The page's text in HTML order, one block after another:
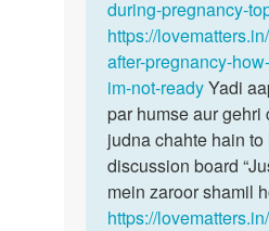
during-pregnancy-
https://
after-pregnancy-
im-not-readyYadi
par humse aur gehri
judna chahte hain to
discussion board
mein zaroor shamil
https://